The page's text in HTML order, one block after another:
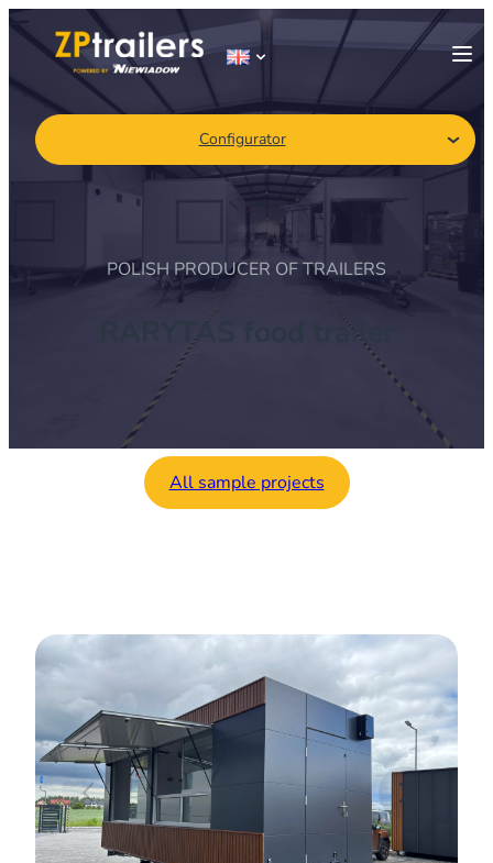
Configurator
POLISH PRODUCER OF TRAILERS
RARYTAS food trailer
All sample projects